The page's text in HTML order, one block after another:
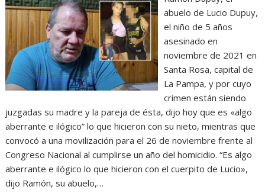
abuelo de Lucio Dupuy,
el niño de 5 años
asesinado en
noviembre de 2021 en
Santa Rosa, capital de
La Pampa, y por cuyo
crimen están siendo
juzgadas su madre y la pareja de ésta, dijo hoy que es «algo
aberrante e ilógico” lo que hicieron con su nieto, mientras que
convocó a una movilización para el 26 de noviembre frente al
Congreso Nacional al cumplirse un año del homicidio. “Es algo
aberrante e ilógico lo que hicieron con el cuerpito de Lucio»,
dijo Ramón, su abuelo,…